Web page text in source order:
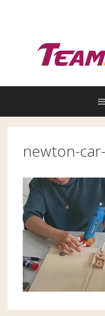
newton-